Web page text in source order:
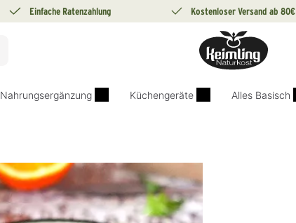
Einfache Ratenzahlung Kostenloser Versand ab 80€
Nahrungsergänzung Küchengeräte Alles Basisch